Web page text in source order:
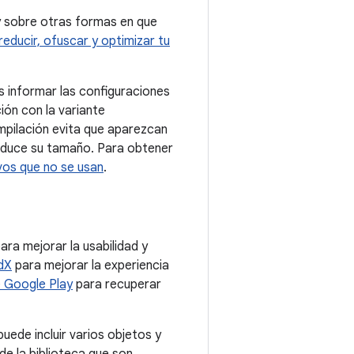
sobre otras formas en que
ofuscar y optimizar tu
informar las configuraciones
con la variante
evita que aparezcan
su tamaño. Para obtener
que no se usan.
mejorar la usabilidad y
para mejorar la experiencia
Google Playpara recuperar
incluir varios objetos y